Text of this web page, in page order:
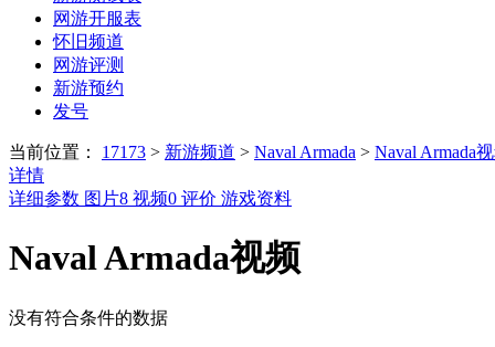
网游开服表
怀旧频道
网游评测
新游预约
发号
当前位置： 17173 > 新游频道 > Naval Armada > Naval Armada
详情
详细参数 图片8 视频0 评价 游戏资料
Naval Armada视频
没有符合条件的数据